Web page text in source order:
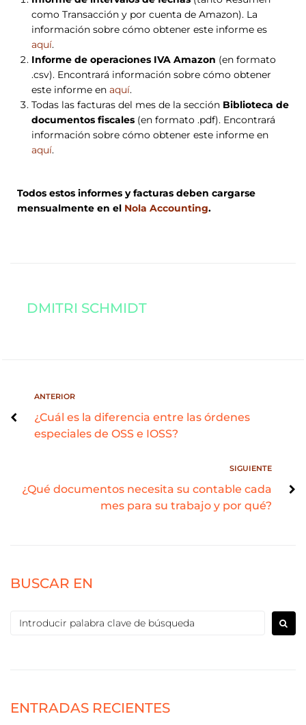
como Transacción y por cuenta de Amazon). La
información sobre cómo obtener este informe es
aquí.
Informe de operaciones IVA Amazon (en formato
.csv). Encontrará información sobre cómo obtener
este informe en aquí.
Todas las facturas del mes de la sección Biblioteca de
documentos fiscales (en formato .pdf). Encontrará
información sobre cómo obtener este informe en
aquí.
Todos estos informes y facturas deben cargarse
mensualmente en el Nola Accounting.
DMITRI SCHMIDT
ANTERIOR
¿Cuál es la diferencia entre las órdenes
especiales de OSS e IOSS?
SIGUIENTE
¿Qué documentos necesita su contable cada
mes para su trabajo y por qué?
BUSCAR EN
ENTRADAS RECIENTES